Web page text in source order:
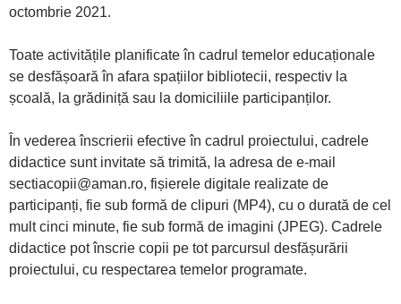
octombrie 2021.
Toate activitățile planificate în cadrul temelor educaționale
se desfășoară în afara spațiilor bibliotecii, respectiv la
școală, la grădiniță sau la domiciliile participanților.
În vederea înscrierii efective în cadrul proiectului, cadrele
didactice sunt invitate să trimită, la adresa de e-mail
sectiacopii@aman.ro, fișierele digitale realizate de
participanți, fie sub formă de clipuri (MP4), cu o durată de cel
mult cinci minute, fie sub formă de imagini (JPEG). Cadrele
didactice pot înscrie copii pe tot parcursul desfășurării
proiectului, cu respectarea temelor programate.